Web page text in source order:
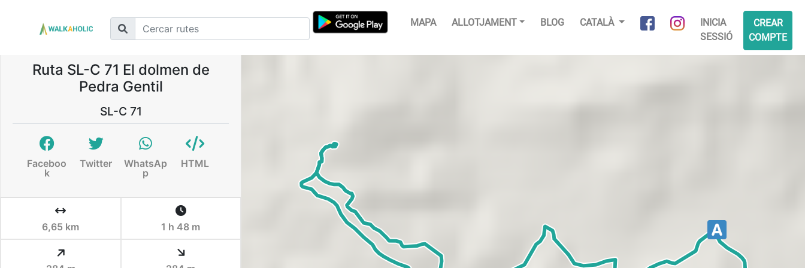
MAPA ALLOTJAMENT BLOG CATALÀ
INICIA
SESSIÓ
CREAR
COMPTE
Ruta SL-C 71 El dolmen de
Pedra Gentil
SL-C 71
Faceboo
k
Twitter
WhatsAp
p
HTML
6,65 km 1 h 48 m